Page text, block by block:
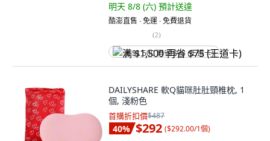
明天 8/8 (六) 預計送達
酷澎直售 ∙ 免運 ∙ 免費退貨
(2)
满 $1,500 再省 $75 (王道卡)
DAILYSHARE 軟Q貓咪肚肚頸椎枕, 1
個, 淺粉色
首購折扣價$487
40% $292 ($292.00/1個)